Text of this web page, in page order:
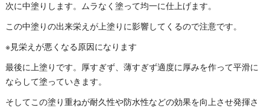
次に中塗りします。ムラなく塗って均一に仕上げます。
この中塗りの出来栄えが上塗りに影響してくるので注意です。
※見栄えが悪くなる原因になります
最後に上塗りです。厚すぎず、薄すぎず適度に厚みを作って平滑に
ならして塗っていきます。
そしてこの塗り重ねが耐久性や防水性などの効果を向上させ発揮さ